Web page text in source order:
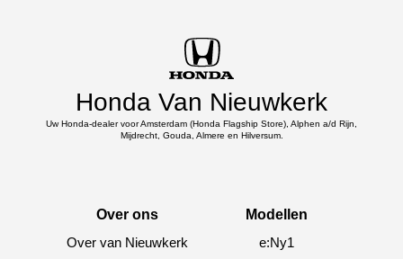
Honda Van Nieuwkerk
Uw Honda-dealer voor Amsterdam (Honda Flagship Store), Alphen a/d Rijn,
Mijdrecht, Gouda, Almere en Hilversum.
Over ons
Over van Nieuwkerk
Modellen
e:Ny1